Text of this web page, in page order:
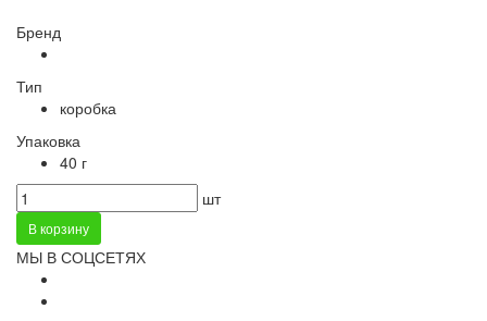
Бренд
Тип
коробка
Упаковка
40 г
шт
В корзину
МЫ В СОЦСЕТЯХ